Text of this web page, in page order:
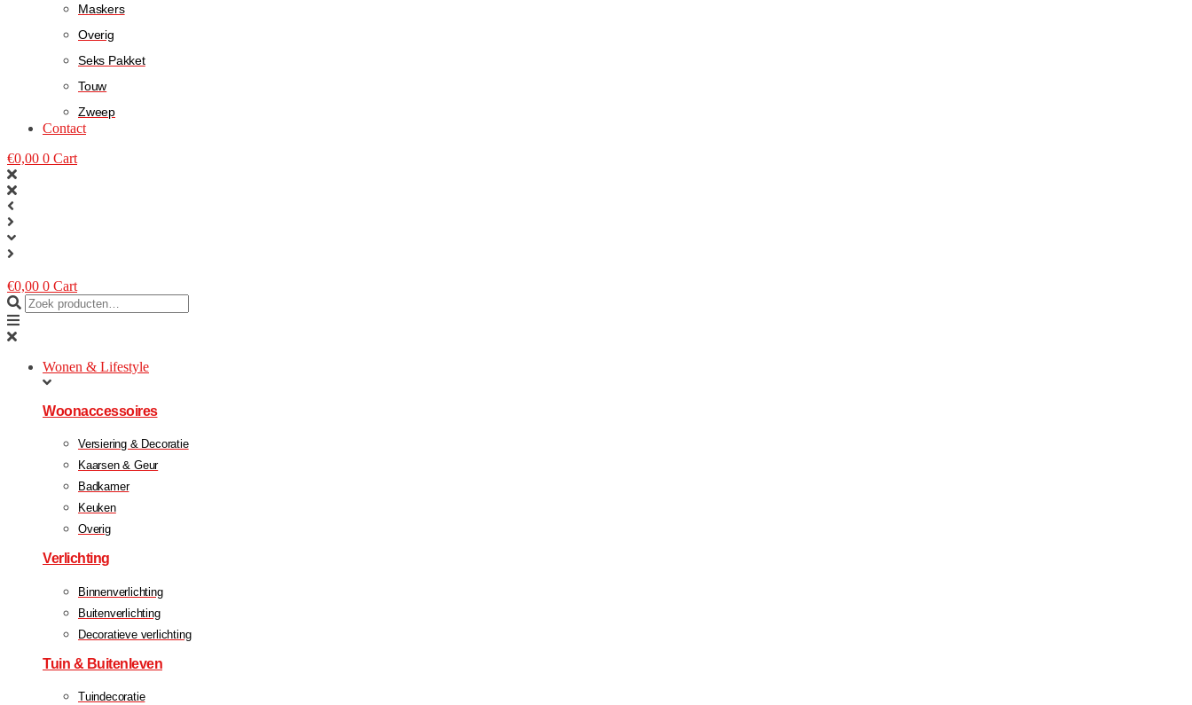
Maskers
Overig
Seks Pakket
Touw
Zweep
Contact
€0,00 0 Cart
€0,00 0 Cart
Wonen & Lifestyle
Woonaccessoires
Versiering & Decoratie
Kaarsen & Geur
Badkamer
Keuken
Overig
Verlichting
Binnenverlichting
Buitenverlichting
Decoratieve verlichting
Tuin & Buitenleven
Tuindecoratie